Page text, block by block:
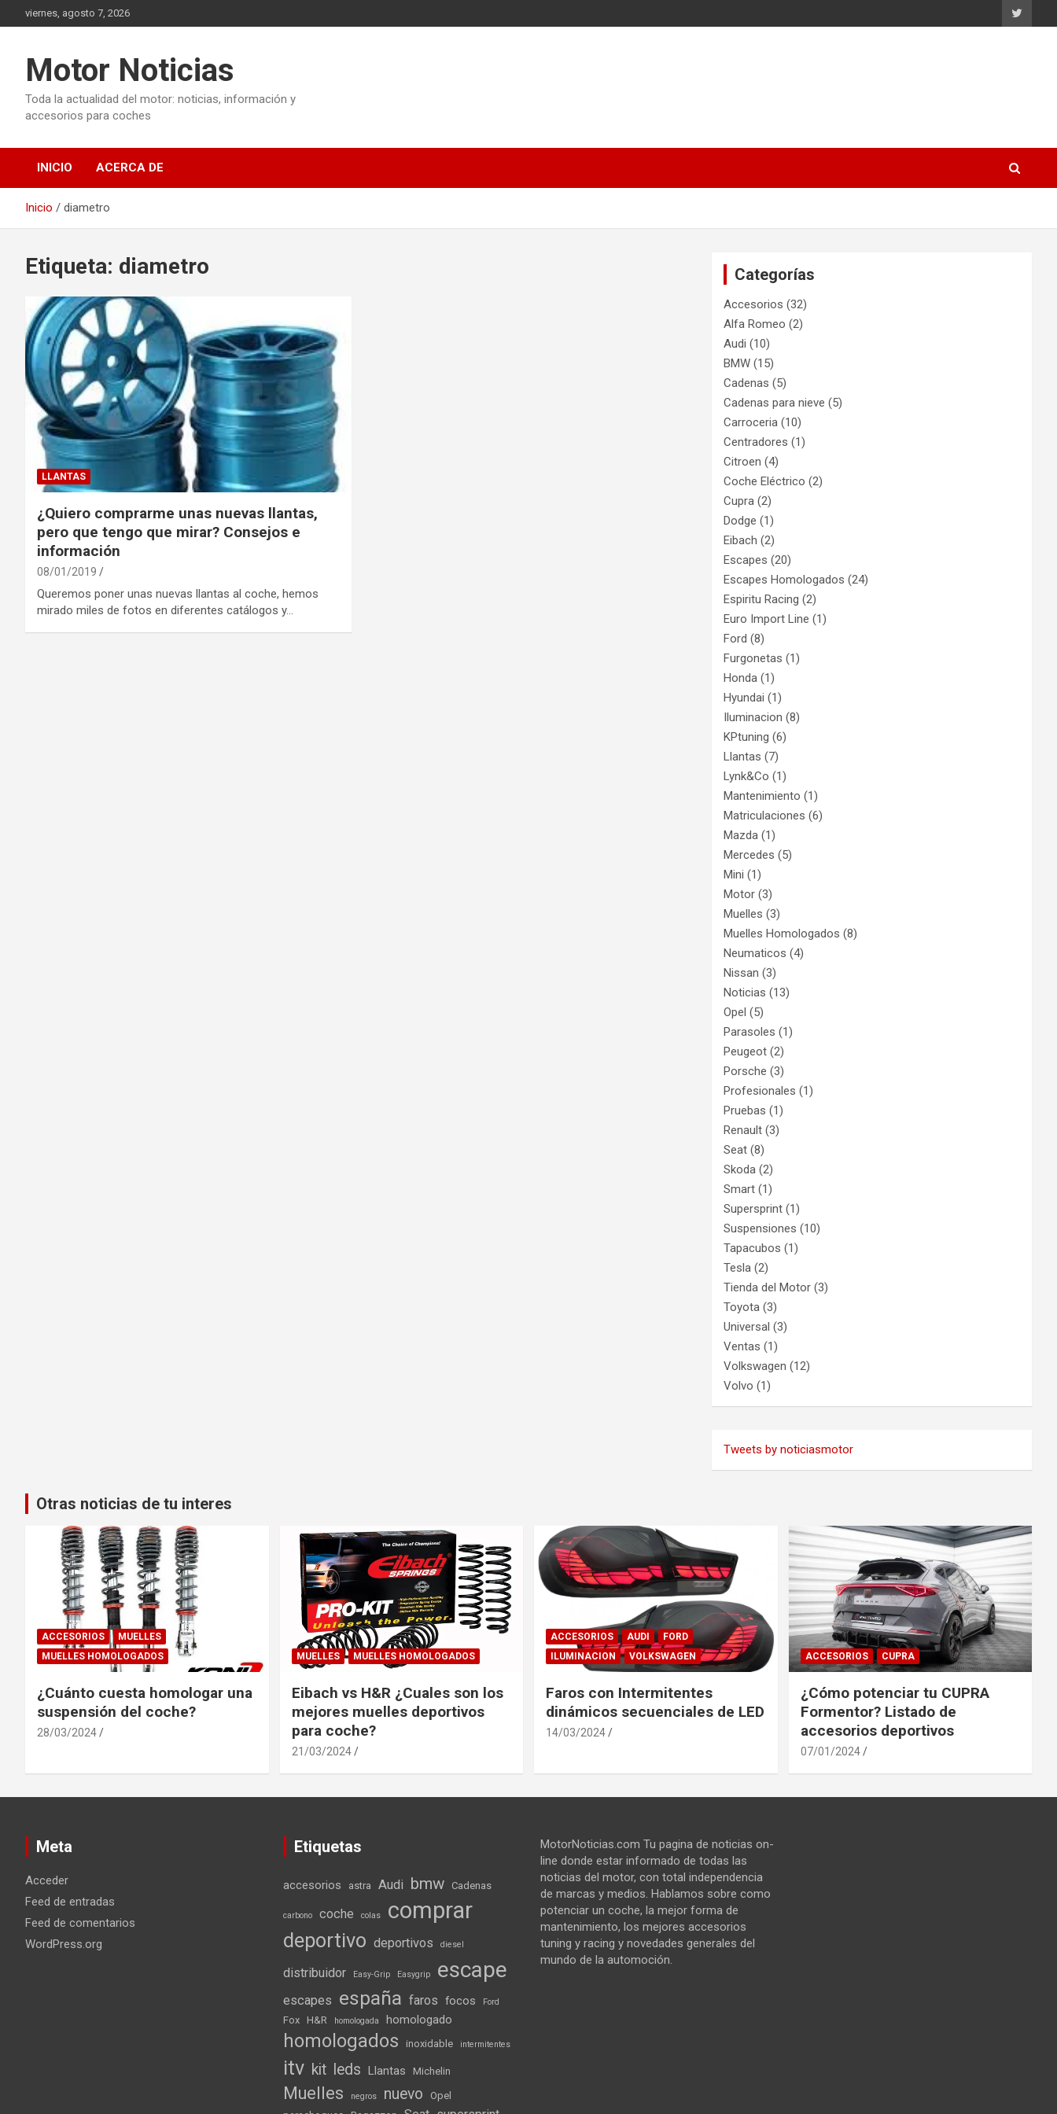
al
viernes, agosto 7, 2026
Motor Noticias
Toda la actualidad del motor: noticias, información y
accesorios para coches
INICIO ACERCA DE
Inicio diametro
Etiqueta: diametro
LLANTAS
¿Quiero comprarme unas nuevas llantas,
pero que tengo que mirar? Consejos e
información
08/01/2019
Queremos poner unas nuevas llantas al coche, hemos
mirado miles de fotos en diferentes catálogos y…
Categorías
Accesorios (32)
Alfa Romeo (2)
Audi (10)
BMW (15)
Cadenas (5)
Cadenas para nieve (5)
Carroceria (10)
Centradores (1)
Citroen (4)
Coche Eléctrico (2)
Cupra (2)
Dodge (1)
Eibach (2)
Escapes (20)
Escapes Homologados (24)
Espiritu Racing (2)
Euro Import Line (1)
Ford (8)
Furgonetas (1)
Honda (1)
Hyundai (1)
Iluminacion (8)
KPtuning (6)
Llantas (7)
Lynk&Co (1)
Mantenimiento (1)
Matriculaciones (6)
Mazda (1)
Mercedes (5)
Mini (1)
Motor (3)
Muelles (3)
Muelles Homologados (8)
Neumaticos (4)
Nissan (3)
Noticias (13)
Opel (5)
Parasoles (1)
Peugeot (2)
Porsche (3)
Profesionales (1)
Pruebas (1)
Renault (3)
Seat (8)
Skoda (2)
Smart (1)
Supersprint (1)
Suspensiones (10)
Tapacubos (1)
Tesla (2)
Tienda del Motor (3)
Toyota (3)
Universal (3)
Ventas (1)
Volkswagen (12)
Volvo (1)
Tweets by noticiasmotor
Otras noticias de tu interes
ACCESORIOS
MUELLES
MUELLES HOMOLOGADOS
¿Cuánto cuesta homologar una
suspensión del coche?
28/03/2024
MUELLES MUELLES HOMOLOGADOS
Eibach vs H&R ¿Cuales son los
mejores muelles deportivos
para coche?
21/03/2024
ACCESORIOS AUDI
FORD
ILUMINACION
VOLKSWAGEN
Faros con Intermitentes
dinámicos secuenciales de LED
14/03/2024
ACCESORIOS CUPRA
¿Cómo potenciar tu CUPRA
Formentor? Listado de
accesorios deportivos
07/01/2024
Meta
Acceder
Feed de entradas
Feed de comentarios
WordPress.org
Etiquetas
accesorios astra Audi bmw Cadenas
carbono coche colas comprar
deportivo deportivos diesel
distribuidor Easy-Grip Easygrip escape
escapes españa faros focos Ford
Fox H&R homologada homologado
homologados inoxidable intermitentes
itv kit leds Llantas Michelin
Muelles negros nuevo
Opel
MotorNoticias.com Tu pagina de noticias on-
line donde estar informado de todas las
noticias del motor, con total independencia
de marcas y medios. Hablamos sobre como
potenciar un coche, la mejor forma de
mantenimiento, los mejores accesorios
tuning y racing y novedades generales del
mundo de la automoción.